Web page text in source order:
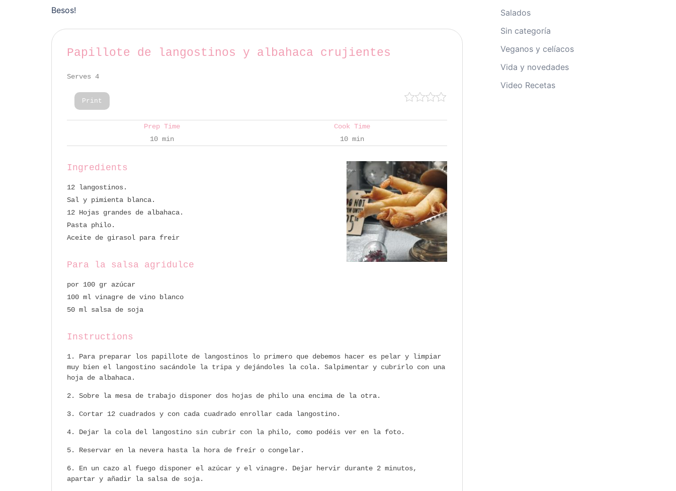
Besos!
Papillote de langostinos y albahaca crujientes
Serves 4
Print
Prep Time
10 min
Cook Time
10 min
Ingredients
12 langostinos.
Sal y pimienta blanca.
12 Hojas grandes de albahaca.
Pasta philo.
Aceite de girasol para freir
Para la salsa agridulce
por 100 gr azúcar
100 ml vinagre de vino blanco
50 ml salsa de soja
Instructions
Para preparar los papillote de langostinos lo primero que debemos hacer es pelar y limpiar
muy bien el langostino sacándole la tripa y dejándoles la cola. Salpimentar y cubrirlo con una
hoja de albahaca.
Sobre la mesa de trabajo disponer dos hojas de philo una encima de la otra.
Cortar 12 cuadrados y con cada cuadrado enrollar cada langostino.
Dejar la cola del langostino sin cubrir con la philo, como podéis ver en la foto.
Reservar en la nevera hasta la hora de freír o congelar.
En un cazo al fuego disponer el azúcar y el vinagre. Dejar hervir durante 2 minutos,
apartar y añadir la salsa de soja.
Salados
Sin categoría
Veganos y celíacos
Vida y novedades
Video Recetas